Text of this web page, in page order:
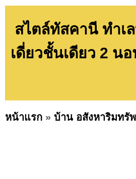
สไตล์ทัสคานี ทำเ
เดี่ยวชั้นเดียว 2 น
หน้าแรก » บ้าน อสังหาริมทรั